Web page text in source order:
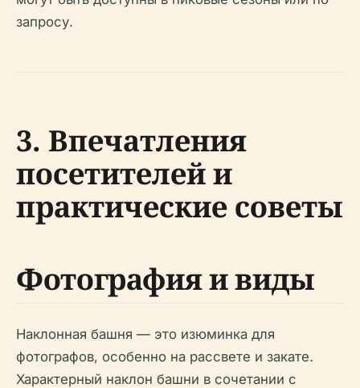
запросу.
3. Впечатления
посетителей и
практические советы
Фотография и виды
Наклонная башня — это изюминка для
фотографов, особенно на рассвете и закате.
Характерный наклон башни в сочетании с